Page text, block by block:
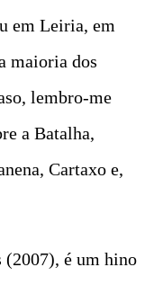
em Leiria, em
maioria dos
lembro-me
a Batalha,
Cartaxo e,
(2007), é um hino